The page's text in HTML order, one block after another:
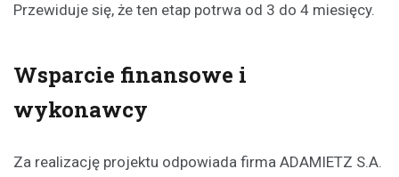
Przewiduje się, że ten etap potrwa od 3 do 4 miesięcy.
Wsparcie finansowe i
wykonawcy
Za realizację projektu odpowiada firma ADAMIETZ S.A.